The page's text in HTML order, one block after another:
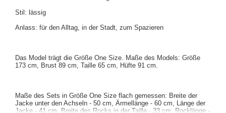
Stil: lässig
Anlass: für den Alltag, in der Stadt, zum Spazieren
Das Model trägt die Größe One Size. Maße des Models: Größe
173 cm, Brust 89 cm, Taille 65 cm, Hüfte 91 cm.
Maße des Sets in Größe One Size flach gemessen: Breite der
Jacke unter den Achseln - 50 cm, Ärmellänge - 60 cm, Länge der
Jacke - 41 cm, Breite des Rocks in der Taille - 33 cm, Rocklänge -